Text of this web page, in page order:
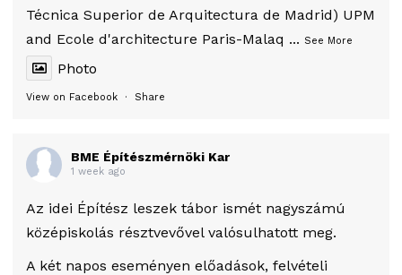
Técnica Superior de Arquitectura de Madrid) UPM
and Ecole d'architecture Paris-Malaq ... See More
Photo
View on Facebook · Share
BME Építészmérnöki Kar
1 week ago
Az idei Építész leszek tábor ismét nagyszámú
középiskolás résztvevővel valósulhatott meg.
A két napos eseményen előadások, felvételi